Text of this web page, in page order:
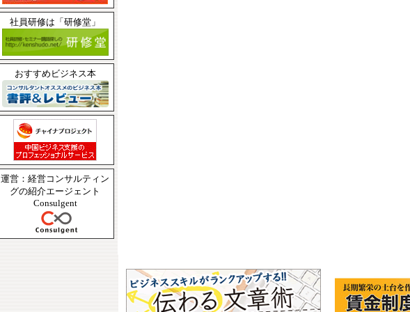
社員研修は「研修堂」
おすすめビジネス本
運営：経営コンサルティン
グの紹介エージェント
Consulgent